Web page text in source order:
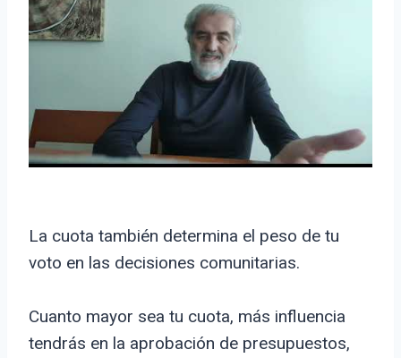
La cuota también determina el peso de tu
voto en las decisiones comunitarias.
Cuanto mayor sea tu cuota, más influencia
tendrás en la aprobación de presupuestos,